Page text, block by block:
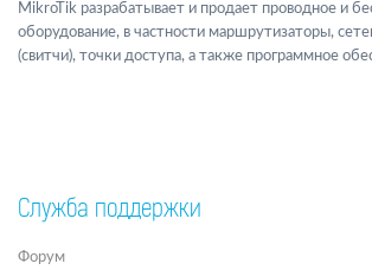
MikroTik разрабатывает и продает проводное и
оборудование, в частности маршрутизаторы,
(свитчи), точки доступа, а также программное
Служба поддержки
Форум